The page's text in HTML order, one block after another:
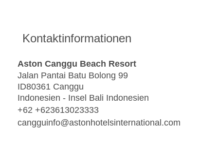
Kontaktinformationen
Aston Canggu Beach Resort
Jalan Pantai Batu Bolong 99
ID80361 Canggu
Indonesien - Insel Bali Indonesien
+62 +623613023333
cangguinfo@astonhotelsinternational.com